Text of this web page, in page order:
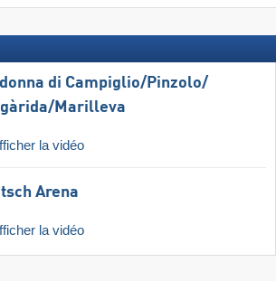
di Campiglio/​Pinzolo/​
​Marilleva
la vidéo
Arena
la vidéo